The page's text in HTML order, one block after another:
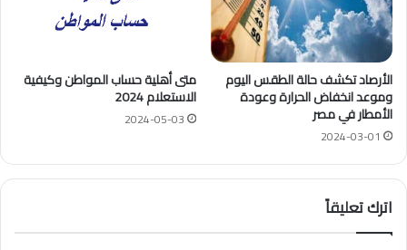
الأرصاد تكشف حالة الطقس اليوم
وموعد انخفاض الحرارة وعودة
الأمطار في مصر
2024-03-01
متى أهلية حساب المواطن وكيفية
الاستعلام 2024
2024-05-03
اترك تعليقاً